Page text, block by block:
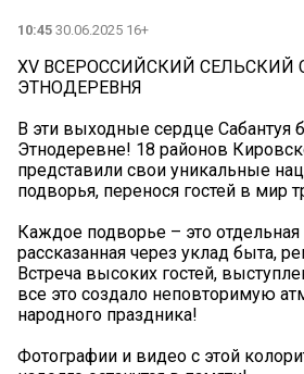
10:45 30.06.2025 16+
XV ВСЕРОССИЙСКИЙ СЕЛЬСКИЙ
ЭТНОДЕРЕВНЯ
В эти выходные сердце Сабантуя
Этнодеревне! 18 районов
представили свои уникальные
подворья, перенося гостей в мир
Каждое подворье – это отдельная
рассказанная через уклад быта,
Встреча высоких гостей,
все это создало неповторимую
народного праздника!
Фотографии и видео с этой